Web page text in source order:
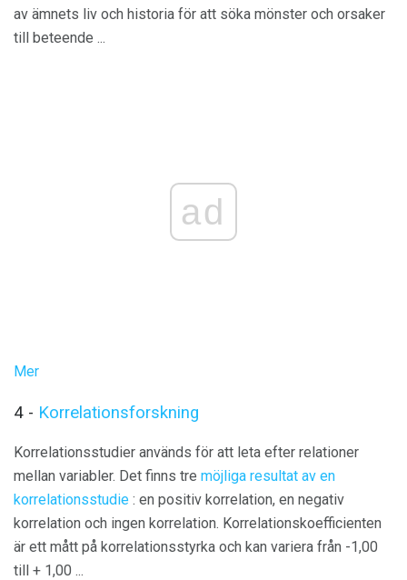
av ämnets liv och historia för att söka mönster och orsaker
till beteende ...
ad
Mer
4 - Korrelationsforskning
Korrelationsstudier används för att leta efter relationer
mellan variabler. Det finns tre möjliga resultat av en
korrelationsstudie : en positiv korrelation, en negativ
korrelation och ingen korrelation. Korrelationskoefficienten
är ett mått på korrelationsstyrka och kan variera från -1,00
till + 1,00 ...